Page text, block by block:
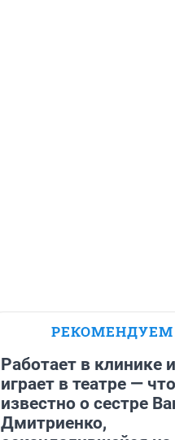
РЕКОМЕНДУЕМ
Работает в клинике и
играет в театре — что
известно о сестре
Дмитриенко,